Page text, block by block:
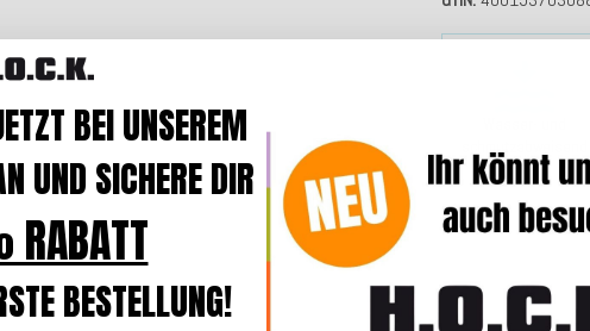
BEI UNSEREM
UND SICHERE DIR
BESTELLUNG!